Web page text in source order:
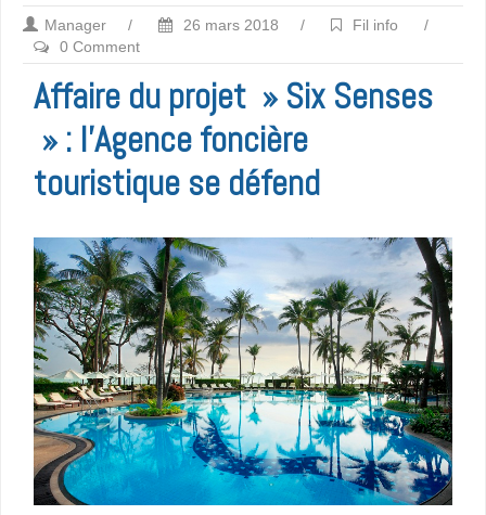
Manager / 26 mars 2018 / Fil info
/
0 Comment
Affaire du projet » Six Senses
» : l’Agence foncière
touristique se défend